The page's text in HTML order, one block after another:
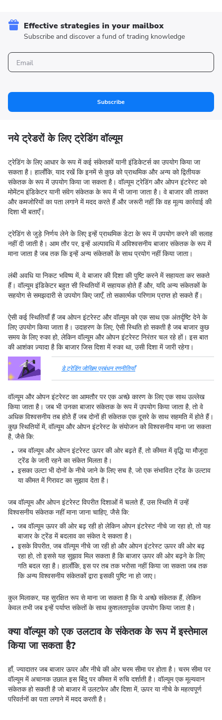
Effective strategies in your mailbox
Subscribe and discover a fund of trading knowledge
Subscribe
नये ट्रेडरों के लिए ट्रेडिंग वॉल्यूम
ट्रेडिंग के लिए आधार के रूप में कई संकेतकों यानी इंडिकेटर्स का उपयोग किया जा
सकता है। हालाँकि, याद रखें कि इनमें से कुछ को प्राथमिक और अन्य को द्वितीयक
संकेतक के रूप में उपयोग किया जा सकता है। वॉल्यूम ट्रेडिंग और ओपन इंटरेस्ट को
मोमेंटम इंडिकेटर यानी संवेग संकेतक के रूप में भी जाना जाता है। वे बाजार की ताकत
और कमजोरियों का पता लगाने में मदद करते हैं और जरूरी नहीं कि वह मूल्य कार्रवाई की
दिशा भी बताएँ।
ट्रेडिंग से जुड़े निर्णय लेने के लिए इन्हें प्राथमिक डेटा के रूप में उपयोग करने की सलाह
नहीं दी जाती है। आम तौर पर, इन्हें अल्पावधि में अविश्वसनीय बाजार संकेतक के रूप में
माना जाता है जब तक कि इन्हें अन्य संकेतकों के साथ प्रयोग नहीं किया जाता।
लंबी अवधि या निकट भविष्य में, वे बाजार की दिशा की पुष्टि करने में सहायता कर सकते
हैं। वॉल्यूम इंडिकेटर बहुत सी स्थितियों में सहायक होते हैं और, यदि अन्य संकेतकों के
सहयोग से समझदारी से उपयोग किए जाएँ, तो सकार्त्मक परिणाम प्राप्त हो सकते हैं।
ऐसी कई स्थितियाँ हैं जब ओपन इंटरेस्ट और वॉल्यूम को एक साथ एक अंतर्दृष्टि देने के
लिए उपयोग किया जाता है। उदाहरण के लिए, ऐसी स्थिति हो सकती है जब बाजार कुछ
समय के लिए रुका हो, लेकिन वॉल्यूम और ओपन इंटरेस्ट निरंतर चल रहे हों। इस बात
की आशंका ज़्यादा है कि बाजार जिस दिशा में रुका था, उसी दिशा में जारी रहेगा।
डे ट्रेडिंग जोखिम प्रबंधन रणनीतियाँ
वॉल्यूम और ओपन इंटरेस्ट का आमतौर पर एक अच्छे कारण के लिए एक साथ उल्लेख
किया जाता है। जब भी उनका बाजार संकेतक के रूप में उपयोग किया जाता है, तो वे
अधिक विश्वसनीय तब होते हैं जब दोनों ही संकेतक एक दूसरे के साथ सहमति में होते हैं।
कुछ स्थितियों में, वॉल्यूम और ओपन इंटरेस्ट के संयोजन को विश्वसनीय माना जा सकता
है, जैसे कि:
जब वॉल्यूम और ओपन इंटरेस्ट ऊपर की ओर बढ़ते हैं, तो कीमत में वृद्धि या मौजूदा
ट्रेंड के जारी रहने का संकेत मिलता है।
इसका उल्टा भी दोनों के नीचे जाने के लिए सच है, जो एक संभावित ट्रेंड के उल्टाव
या कीमत में गिरावट का सुझाव देता है।
जब वॉल्यूम और ओपन इंटरेस्ट विपरीत दिशाओं में चलते हैं, उस स्थिति में उन्हें
विश्वसनीय संकेतक नहीं माना जाना चाहिए, जैसे कि:
जब वॉल्यूम ऊपर की ओर बढ़ रही हो लेकिन ओपन इंटरेस्ट नीचे जा रहा हो, तो यह
बाजार के ट्रेंड में बदलाव का संकेत दे सकता है।
इसके विपरीत, जब वॉल्यूम नीचे जा रही हो और ओपन इंटरेस्ट ऊपर की ओर बढ़
रहा हो, तो इससे यह सुझाव मिल सकता है कि बाजार ऊपर की ओर बढ़ने के लिए
गति बदल रहा है। हालाँकि, इस पर तब तक भरोसा नहीं किया जा सकता जब तक
कि अन्य विश्वसनीय संकेतकों द्वारा इसकी पुष्टि ना हो जाए।
कुल मिलाकर, यह सुरक्षित रूप से माना जा सकता है कि ये अच्छे संकेतक हैं, लेकिन
केवल तभी जब इन्हें पर्याप्त संकेतों के साथ कुशलतापूर्वक उपयोग किया जाता है।
क्या वॉल्यूम को एक उलटाव के संकेतक के रूप में इस्तेमाल
किया जा सकता है?
हाँ, ज्यादातर जब बाजार ऊपर और नीचे की ओर चरम सीमा पर होता है। चरम सीमा पर
वॉल्यूम में अचानक उछाल इस बिंदु पर कीमत में रुचि दर्शाती है। वॉल्यूम एक मूल्यवान
संकेतक हो सकती है जो बाजार में उलटफेर और दिशा में, ऊपर या नीचे के महत्वपूर्ण
परिवर्तनों का पता लगाने में मदद करती है।